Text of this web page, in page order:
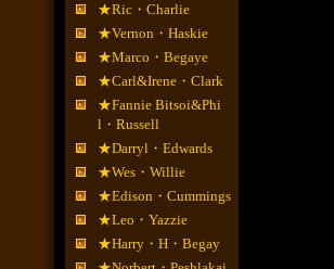
★Ric・Charlie
★Vernon・Haskie
★Marco・Begaye
★Carl&Irene・Clark
★Fannie Bitsoi&Phi
l・Russell
★Darryl・Edwards
★Wes・Willie
★Edison・Cummings
★Leo・Yazzie
★Harry・H・Begay